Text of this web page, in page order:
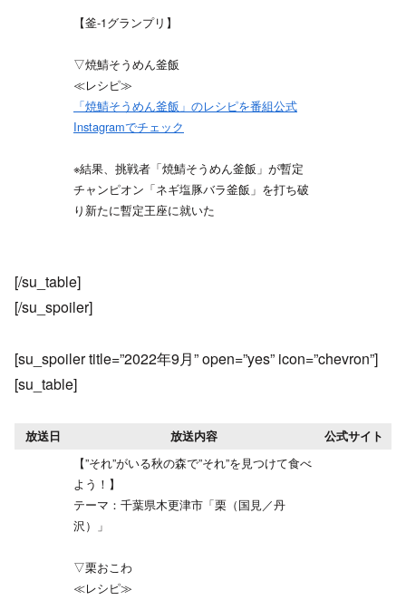
【釜-1グランプリ】
▽焼鯖そうめん釜飯
≪レシピ≫
「焼鯖そうめん釜飯」のレシピを番組公式
Instagramでチェック
※結果、挑戦者「焼鯖そうめん釜飯」が暫定
チャンピオン「ネギ塩豚バラ釜飯」を打ち破
り新たに暫定王座に就いた
[/su_table]
[/su_spoiler]
[su_spoiler title=”2022年9月” open=”yes” icon=”chevron”]
[su_table]
放送日 放送内容 公式サイト
【”それ”がいる秋の森で”それ”を見つけて食べ
よう！】
テーマ：千葉県木更津市「栗（国見／丹
沢）」
▽栗おこわ
≪レシピ≫